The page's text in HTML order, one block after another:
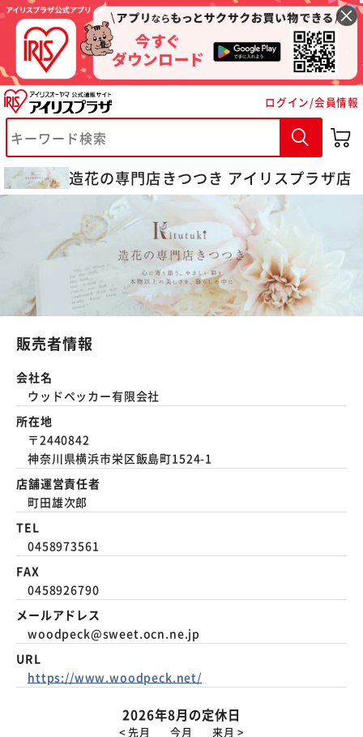
ログイン/会員情報
造花の専門店きつつき アイリスプラザ店
販売者情報
会社名
ウッドペッカー有限会社
所在地
〒2440842
神奈川県横浜市栄区飯島町1524-1
店舗運営責任者
町田雄次郎
TEL
0458973561
FAX
0458926790
メールアドレス
woodpeck@sweet.ocn.ne.jp
URL
https://www.woodpeck.net/
2026年8月の定休日
※ご確認ください
カートに入れる 購入手続きへ